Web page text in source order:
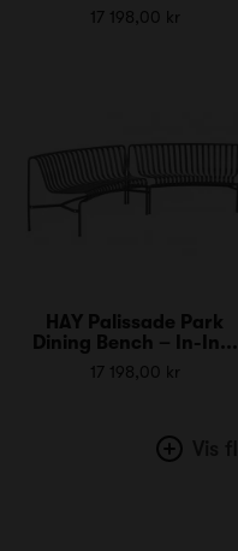
17 198,00 kr
HAY Palissade Park
Dining Bench – In-In...
17 198,00 kr